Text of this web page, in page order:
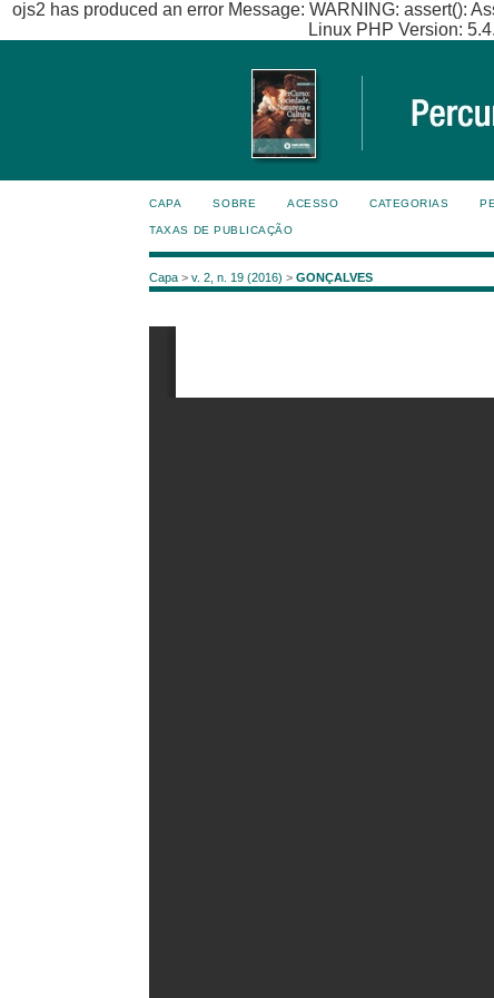
ojs2 has produced an error Message: WARNING: assert():
Linux PHP Version:
CAPA SOBRE ACESSO CATEGORIAS
TAXAS DE PUBLICAÇÃO
Capa >v. 2, n. 19 (2016) >GONÇALVES